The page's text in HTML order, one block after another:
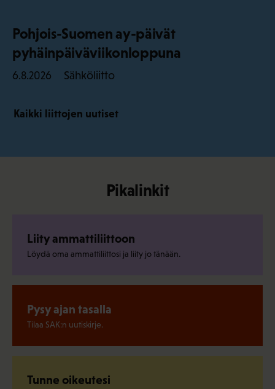
Pohjois-Suomen ay-päivät
pyhäinpäiväviikonloppuna
6.8.2026 Sähköliitto
Kaikki liittojen uutiset
Pikalinkit
Liity ammattiliittoon
Löydä oma ammattiliittosi ja liity jo tänään.
Pysy ajan tasalla
Tilaa SAK:n uutiskirje.
Tunne oikeutesi